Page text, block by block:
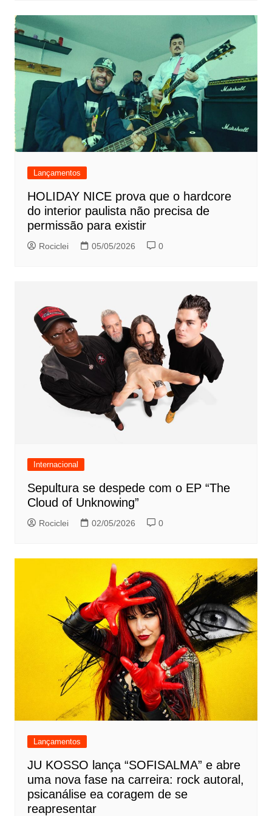
Lançamentos
HOLIDAY NICE prova que o hardcore
do interior paulista não precisa de
permissão para existir
Rociclei 05/05/2026 0
Internacional
Sepultura se despede com o EP “The
Cloud of Unknowing”
Rociclei 02/05/2026 0
Lançamentos
JU KOSSO lança “SOFISALMA” e abre
uma nova fase na carreira: rock autoral,
psicanálise ea coragem de se
reapresentar